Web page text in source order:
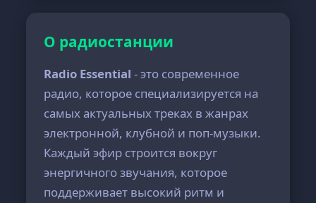
О радиостанции
Radio Essential - это современное
радио, которое специализируется на
самых актуальных треках в жанрах
электронной, клубной и поп-музыки.
Каждый эфир строится вокруг
энергичного звучания, которое
поддерживает высокий ритм и